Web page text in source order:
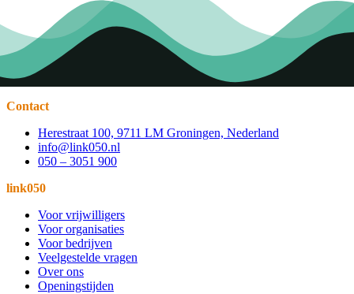
Contact
Herestraat 100, 9711 LM Groningen, Nederland
info@link050.nl
050 – 3051 900
link050
Voor vrijwilligers
Voor organisaties
Voor bedrijven
Veelgestelde vragen
Over ons
Openingstijden